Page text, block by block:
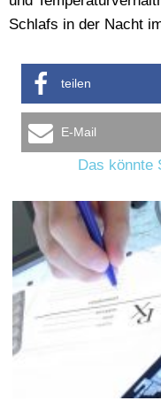
Schlafs in der Nacht
teilen
E-Mail
Das könnte